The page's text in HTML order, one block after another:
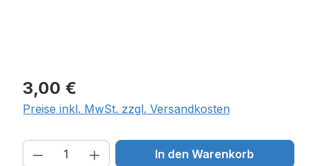
Regulärer Preis:
3,00 €
Preise inkl. MwSt. zzgl. Versandkosten
Produkt Anzahl: Gib den
In den Warenkorb